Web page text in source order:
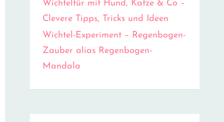
Wichteltür mit Hund, Katze & Co –
Clevere Tipps, Tricks und Ideen
Wichtel-Experiment – Regenbogen-
Zauber alias Regenbogen-
Mandala